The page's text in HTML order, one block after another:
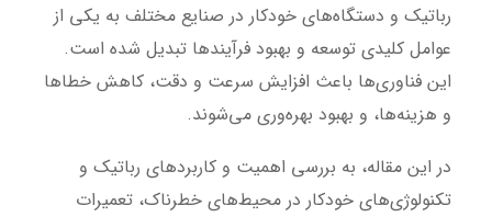
رباتیک و دستگاه‌های خودکار در صنایع مختلف به یکی از
عوامل کلیدی توسعه و بهبود فرآیندها تبدیل شده است.
این فناوری‌ها باعث افزایش سرعت و دقت، کاهش خطاها
و هزینه‌ها، و بهبود بهره‌وری می‌شوند.
در این مقاله، به بررسی اهمیت و کاربردهای رباتیک و
تکنولوژی‌های خودکار در محیط‌های خطرناک، تعمیرات